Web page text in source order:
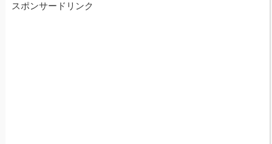
スポンサードリンク